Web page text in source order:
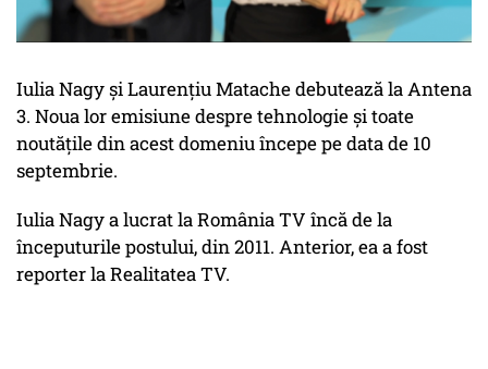
Iulia Nagy și Laurențiu Matache debutează la Antena
3. Noua lor emisiune despre tehnologie și toate
noutățile din acest domeniu începe pe data de 10
septembrie.
Iulia Nagy a lucrat la România TV încă de la
începuturile postului, din 2011. Anterior, ea a fost
reporter la Realitatea TV.